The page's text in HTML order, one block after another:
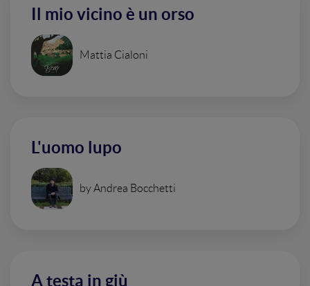
Il mio vicino è un orso
Mattia Cialoni
L'uomo lupo
by Andrea Bocchetti
A testa in giù